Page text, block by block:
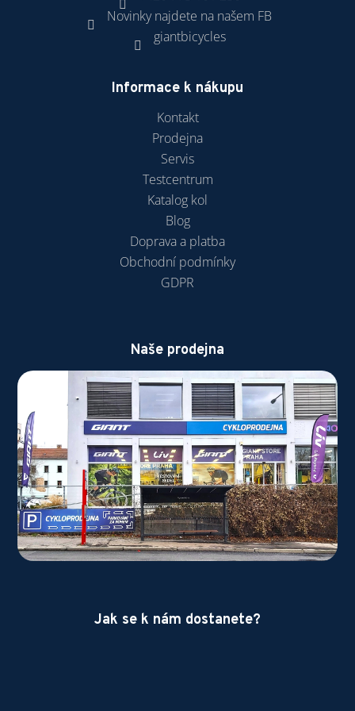
Novinky najdete na našem FB
giantbicycles
Informace k nákupu
Kontakt
Prodejna
Servis
Testcentrum
Katalog kol
Blog
Doprava a platba
Obchodní podmínky
GDPR
Naše prodejna
Jak se k nám dostanete?